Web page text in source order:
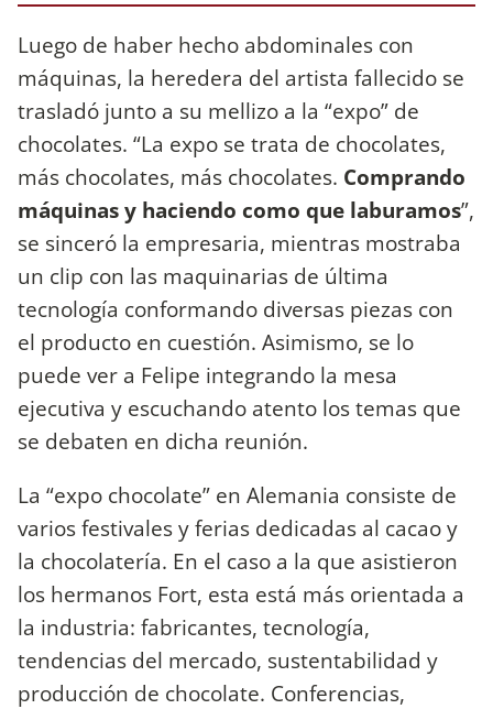
Luego de haber hecho abdominales con
máquinas, la heredera del artista fallecido se
trasladó junto a su mellizo a la “expo” de
chocolates. “La expo se trata de chocolates,
más chocolates, más chocolates. Comprando
máquinas y haciendo como que laburamos”,
se sinceró la empresaria, mientras mostraba
un clip con las maquinarias de última
tecnología conformando diversas piezas con
el producto en cuestión. Asimismo, se lo
puede ver a Felipe integrando la mesa
ejecutiva y escuchando atento los temas que
se debaten en dicha reunión.
La “expo chocolate” en Alemania consiste de
varios festivales y ferias dedicadas al cacao y
la chocolatería. En el caso a la que asistieron
los hermanos Fort, esta está más orientada a
la industria: fabricantes, tecnología,
tendencias del mercado, sustentabilidad y
producción de chocolate. Conferencias,